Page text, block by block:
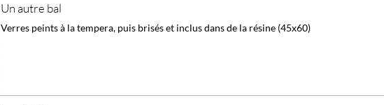
Un autre bal
Verres peints à la tempera, puis brisés et inclus dans de la résine (45x60)